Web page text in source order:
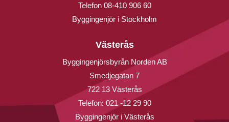
Telefon 08-410 906 60
Byggingenjör i Stockholm
Västerås
Byggingenjörsbyrån Norden AB
Smedjegatan 7
722 13 Västerås
Telefon: 021 -12 29 90
Byggingenjör i Västerås